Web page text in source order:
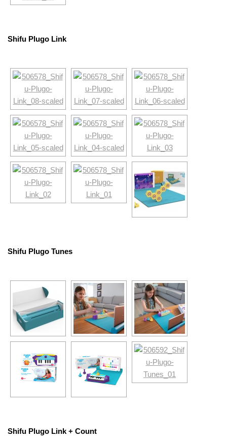
Shifu Plugo Link
Shifu Plugo Tunes
Shifu Plugo Link + Count